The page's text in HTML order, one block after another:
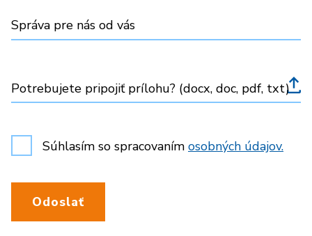
Správa pre nás od vás
Potrebujete pripojiť prílohu? (docx, doc, pdf, txt)
Súhlasím so spracovaním osobných údajov.
Odoslať